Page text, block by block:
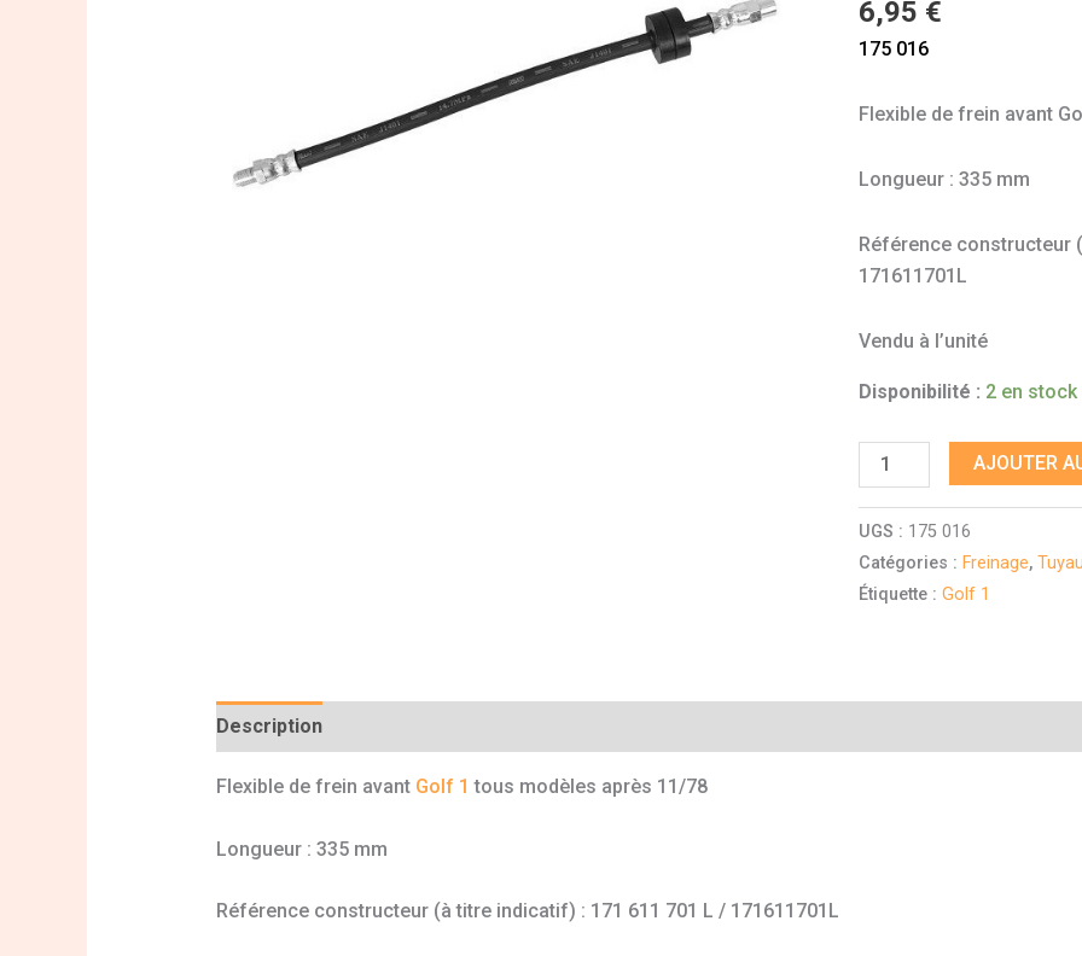
6,95 €
175 016
Flexible de frein avant
Longueur : 335 mm
Référence constructeur
171611701L
Vendu à l’unité
Disponibilité : 2 en
1
tous
après
AJOUTER
UGS : 175 016
Catégories : Freinage,
Étiquette :Golf 1
Description
Flexible de frein avant Golf 1 tous modèles après 11/78
Longueur : 335 mm
Référence constructeur (à titre indicatif) : 171 611 701 L / 171611701L